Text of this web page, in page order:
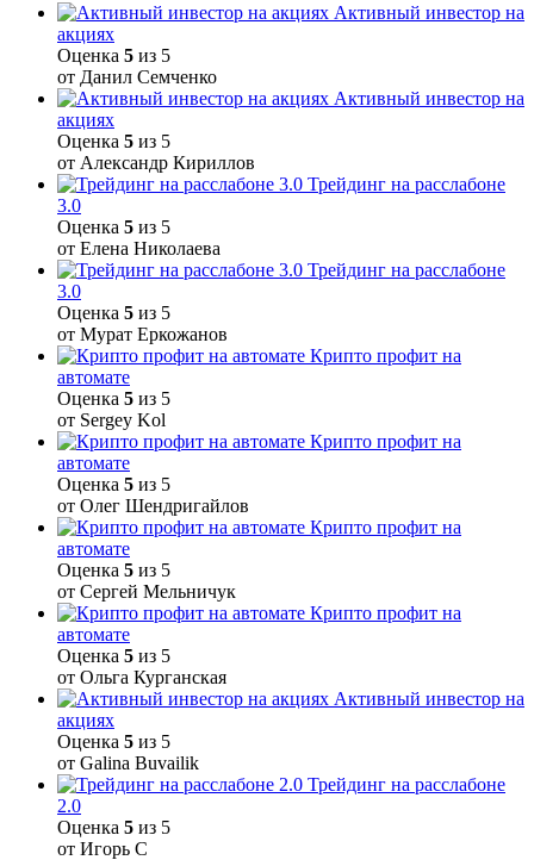
Активный инвестор на
акциях
Оценка 5 из 5
от Данил Семченко
Активный инвестор на
акциях
Оценка 5 из 5
от Александр Кириллов
Трейдинг на расслабоне
3.0
Оценка 5 из 5
от Елена Николаева
Трейдинг на расслабоне
3.0
Оценка 5 из 5
от Мурат Еркожанов
Крипто профит на
автомате
Оценка 5 из 5
от Sergey Kol
Крипто профит на
автомате
Оценка 5 из 5
от Олег Шендригайлов
Крипто профит на
автомате
Оценка 5 из 5
от Сергей Мельничук
Крипто профит на
автомате
Оценка 5 из 5
от Ольга Курганская
Активный инвестор на
акциях
Оценка 5 из 5
от Galina Buvailik
Трейдинг на расслабоне
2.0
Оценка 5 из 5
от Игорь С